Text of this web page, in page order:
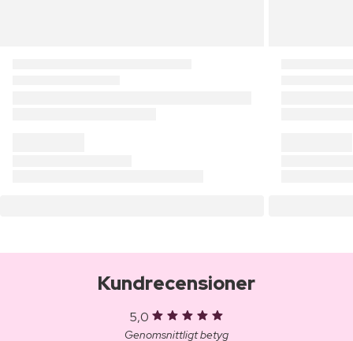
Kundrecensioner
5,0
Genomsnittligt betyg